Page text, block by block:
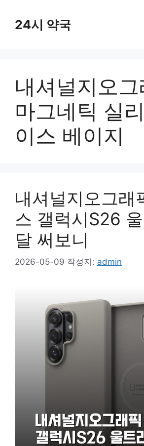
24시 약국
내셔널지오그
마그네틱 실
이스 베이지
내셔널지오그래
스 갤럭시S26
달 써보니
2026-05-09 작성자: admin